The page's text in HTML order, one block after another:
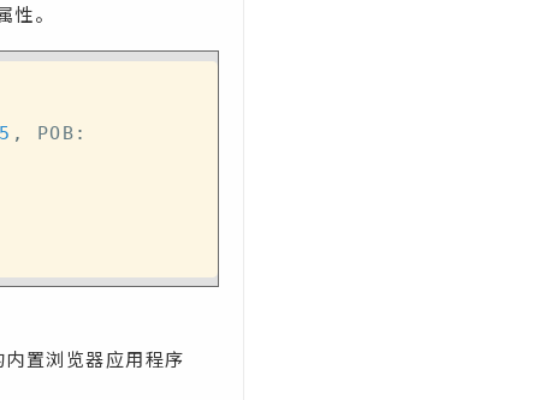
性。
, POB :
置浏览器应用程序